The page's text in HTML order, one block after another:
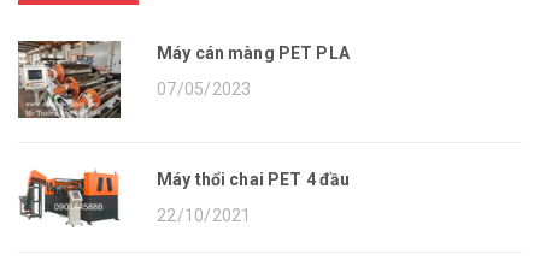
Máy cán màng PET PLA
07/05/2023
Máy thổi chai PET 4 đầu
22/10/2021